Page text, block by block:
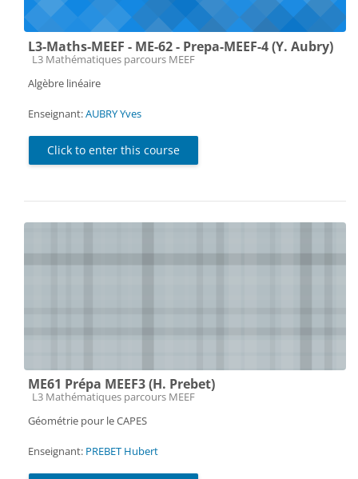
L3-Maths-MEEF - ME-62 - Prepa-MEEF-4 (Y. Aubry)
Course category
L3 Mathématiques parcours MEEF
Algèbre linéaire
Enseignant:AUBRY Yves
Click to enter this course
ME61 Prépa MEEF3 (H. Prebet)
Course category
L3 Mathématiques parcours MEEF
Géométrie pour le CAPES
Enseignant: PREBET Hubert